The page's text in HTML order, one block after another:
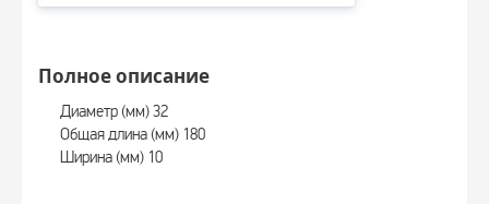
Полное описание
Диаметр (мм) 32
Общая длина (мм) 180
Ширина (мм) 10